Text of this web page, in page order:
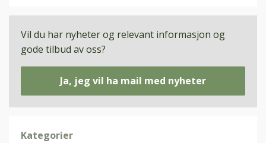
Vil du har nyheter og relevant informasjon og
gode tilbud av oss?
Ja, jeg vil ha mail med nyheter
Kategorier